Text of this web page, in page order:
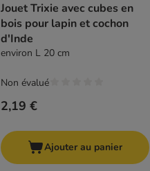
Jouet Trixie avec cubes en
bois pour lapin et cochon
d'Inde
environ L 20 cm
2,19 €
Non évalué
Ajouter au panier